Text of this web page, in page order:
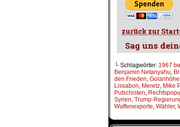
└ Schlagwörter: 1967
Benjamin Netanyahu,
den Frieden,
Lissabon, Meretz, Mike
Putschisten,
Syrien, Trump-
Waffenexporte, Wähler,